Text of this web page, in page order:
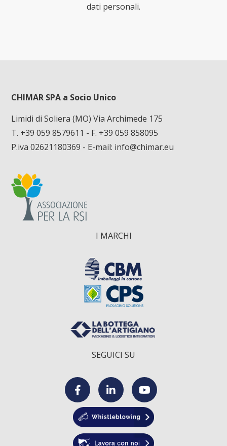
dati personali.
CHIMAR SPA a Socio Unico
Limidi di Soliera (MO) Via Archimede 175
T. +39 059 8579611 - F. +39 059 858095
P.iva 02621180369 - E-mail: info@chimar.eu
I MARCHI
SEGUICI SU
F
a
L
i
Y
o